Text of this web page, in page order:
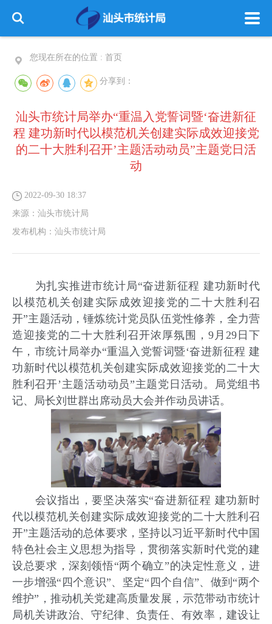
您现在所在的位置 : 首页
分享到：
汕头市统计局举办“重温入党誓词暨‘奋进新征
程 建功新时代以模范机关创建实际成效迎接党
的二十大胜利召开’主题活动动员”主题党日活
动
2022-09-30 18:37
来源： 汕头市统计局
发布机构： 汕头市统计局
为扎实推进市统计局“奋进新征程 建功新时代
以模范机关创建实际成效迎接党的二十大胜利召
开”主题活动，锤炼统计党员队伍党性修养，全力营
造迎接党的二十大胜利召开浓厚氛围，9月29日下
午，市统计局举办“重温入党誓词暨‘奋进新征程 建
功新时代以模范机关创建实际成效迎接党的二十大
胜利召开’主题活动动员”主题党日活动。局党组书
记、局长刘世群出席动员大会并作动员讲话。
会议指出，要坚决落实“奋进新征程 建功新时
代以模范机关创建实际成效迎接党的二十大胜利召
开”主题活动的总体要求，坚持以习近平新时代中国
特色社会主义思想为指导，贯彻落实新时代党的建
设总要求，深刻领悟“两个确立”的决定性意义，进
一步增强“四个意识”、坚定“四个自信”、做到“两个
维护”，推动机关党建高质量发展，示范带动市统计
局机关讲政治、守纪律、负责任、有效率，建设让